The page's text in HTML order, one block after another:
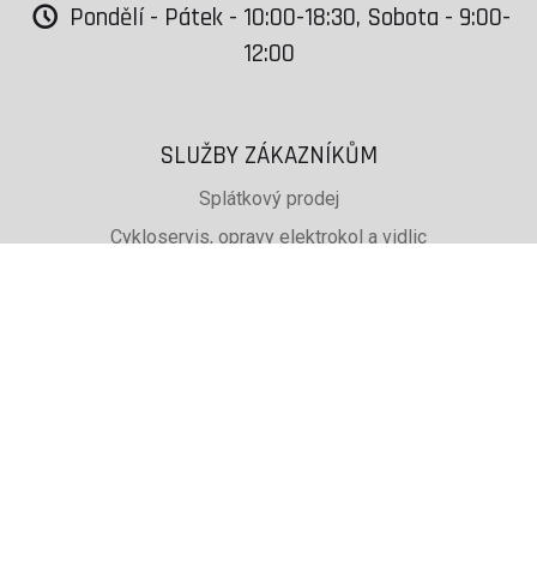
Pondělí - Pátek - 10:00-18:30, Sobota - 9:00-
12:00
SLUŽBY ZÁKAZNÍKŮM
Splátkový prodej
Cykloservis, opravy elektrokol a vidlic